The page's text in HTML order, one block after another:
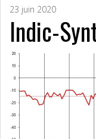
23 juin 2020
Indic-